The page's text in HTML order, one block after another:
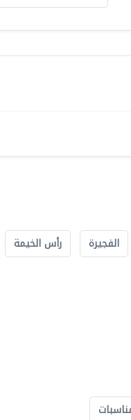
الفجيرة رأس الخيمة